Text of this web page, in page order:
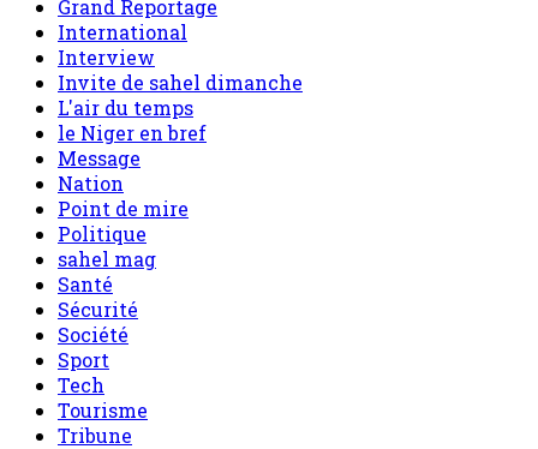
Grand Reportage
International
Interview
Invite de sahel dimanche
L'air du temps
le Niger en bref
Message
Nation
Point de mire
Politique
sahel mag
Santé
Sécurité
Société
Sport
Tech
Tourisme
Tribune